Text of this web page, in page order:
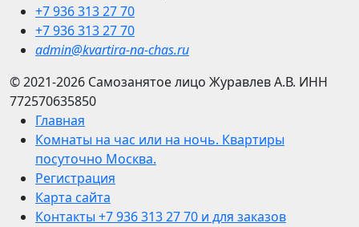
+7 936 313 27 70
+7 936 313 27 70
admin@kvartira-na-chas.ru
© 2021-2026 Самозанятое лицо Журавлев А.В. ИНН
772570635850
Главная
Комнаты на час или на ночь. Квартиры
посуточно Москва.
Регистрация
Карта сайта
Контакты +7 936 313 27 70 и для заказов